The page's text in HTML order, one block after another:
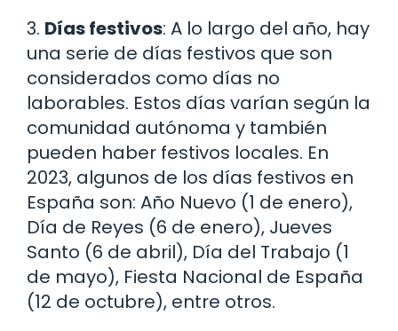
3. Días festivos: A lo largo del año, hay
una serie de días festivos que son
considerados como días no
laborables. Estos días varían según la
comunidad autónoma y también
pueden haber festivos locales. En
2023, algunos de los días festivos en
España son: Año Nuevo (1 de enero),
Día de Reyes (6 de enero), Jueves
Santo (6 de abril), Día del Trabajo (1
de mayo), Fiesta Nacional de España
(12 de octubre), entre otros.